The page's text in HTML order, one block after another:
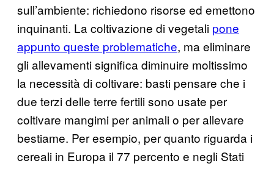
sull’ambiente: richiedono risorse ed emettono
inquinanti. La coltivazione di vegetali pone
appunto queste problematiche, ma eliminare
gli allevamenti significa diminuire moltissimo
la necessità di coltivare: basti pensare che i
due terzi delle terre fertili sono usate per
coltivare mangimi per animali o per allevare
bestiame. Per esempio, per quanto riguarda i
cereali in Europa il 77 percento e negli Stati